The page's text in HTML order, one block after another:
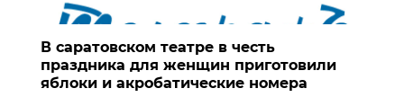
В саратовском театре в честь
праздника для женщин приготовили
яблоки и акробатические номера